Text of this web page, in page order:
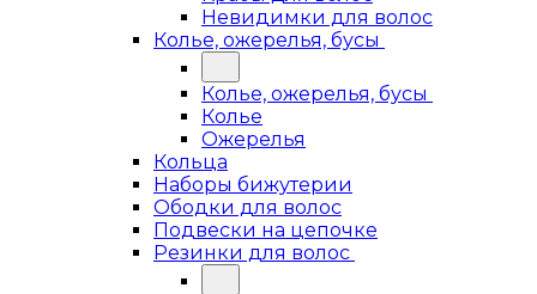
Невидимки для волос
Колье, ожерелья, бусы
Колье, ожерелья, бусы
Колье
Ожерелья
Кольца
Наборы бижутерии
Ободки для волос
Подвески на цепочке
Резинки для волос